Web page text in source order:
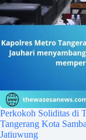
Perkokoh Soliditas di
Tangerang Kota
Jatiuwung